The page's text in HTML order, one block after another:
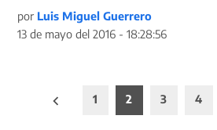
por Luis Miguel Guerrero
13 de mayo del 2016 - 18:28:56
Paginación
1 2 3 4